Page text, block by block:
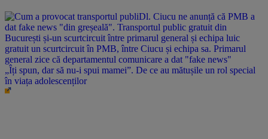
„Îți spun, dar să nu-i spui mamei”. De ce au mătușile un rol special
în viața adolescenților